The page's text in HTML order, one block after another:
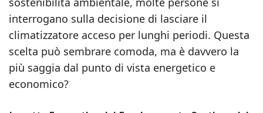
interrogano sulla decisione di lasciare il
climatizzatore acceso per lunghi periodi. Questa
scelta può sembrare comoda, ma è davvero la
più saggia dal punto di vista energetico e
economico?